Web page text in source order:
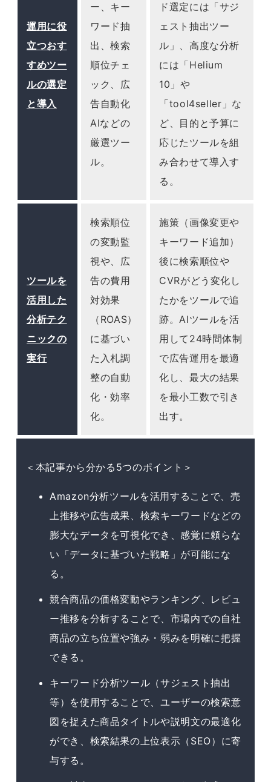
運用に役
立つおす
すめツー
ルの選定
と導入
ー、キー
ワード抽
出、検索
順位チェ
ック、広
告自動化
AIなどの
厳選ツー
ル。
ド選定には「サジ
ェスト抽出ツー
ル」、高度な分析
には「Helium
10」や
「tool4seller」な
ど、目的と予算に
応じたツールを組
み合わせて導入す
る。
ツールを
活用した
分析テク
ニックの
実行
検索順位
の変動監
視や、広
告の費用
対効果
（ROAS）
に基づい
た入札調
整の自動
化・効率
化。
施策（画像変更や
キーワード追加）
後に検索順位や
CVRがどう変化し
たかをツールで追
跡。AIツールを活
用して24時間体制
で広告運用を最適
化し、最大の結果
を最小工数で引き
出す。
＜本記事から分かる5つのポイント＞
Amazon分析ツールを活用することで、売
上推移や広告成果、検索キーワードなどの
膨大なデータを可視化でき、感覚に頼らな
い「データに基づいた戦略」が可能にな
る。
競合商品の価格変動やランキング、レビュ
ー推移を分析することで、市場内での自社
商品の立ち位置や強み・弱みを明確に把握
できる。
キーワード分析ツール（サジェスト抽出
等）を使用することで、ユーザーの検索意
図を捉えた商品タイトルや説明文の最適化
ができ、検索結果の上位表示（SEO）に寄
与する。